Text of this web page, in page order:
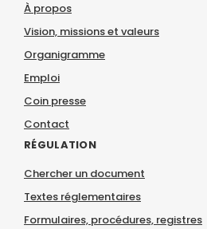
À propos
Vision, missions et valeurs
Organigramme
Emploi
Coin presse
Contact
RÉGULATION
Chercher un document
Textes réglementaires
Formulaires, procédures, registres